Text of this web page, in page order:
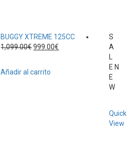
BUGGY XTREME 125CC
1,099.00€El
era:
999.00€
Añadir al carrito
S
A
E N
E
W
Quick
View